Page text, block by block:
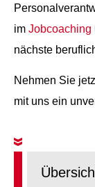
im Jobcoaching
nächste
Nehmen Sie
mit uns ein